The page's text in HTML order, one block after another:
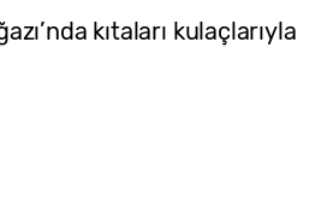
kıtaları kulaçlarıyla